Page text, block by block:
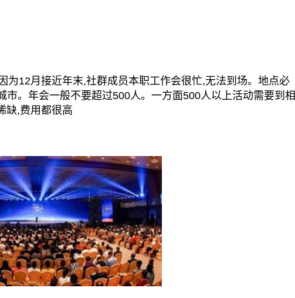
12月接近年末,社群成员本职工作会很忙,无法到场。地点必
市。年会一般不要超过500人。一方面500人以上活动需要到相
缺,费用都很高